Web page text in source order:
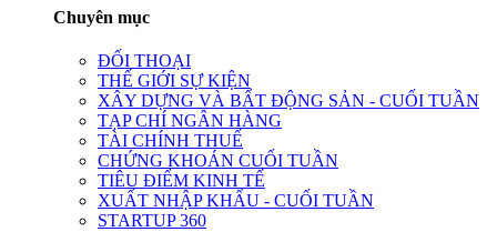
Chuyên mục
ĐỐI THOẠI
THẾ GIỚI SỰ KIỆN
XÂY DỰNG VÀ BẤT ĐỘNG SẢN - CUỐI TUẦN
TẠP CHÍ NGÂN HÀNG
TÀI CHÍNH THUẾ
CHỨNG KHOÁN CUỐI TUẦN
TIÊU ĐIỂM KINH TẾ
XUẤT NHẬP KHẨU - CUỐI TUẦN
STARTUP 360